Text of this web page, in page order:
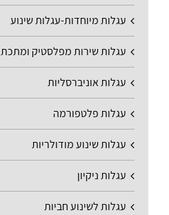
עגלות מיוחדות-עגלות שינוע
עגלות שירות מפלסטיק ומתכת
עגלות אוניברסליות
עגלות פלטפורמה
עגלות שינוע מודולריות
עגלות ניקיון
עגלות לשינוע חביות